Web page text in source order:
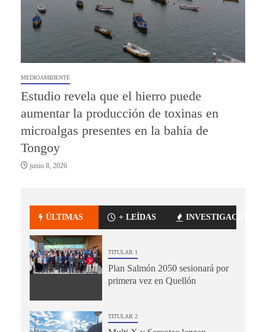
MEDIOAMBIENTE
Estudio revela que el hierro puede
aumentar la producción de toxinas en
microalgas presentes en la bahía de
Tongoy
junio 8, 2026
ÚLTIMAS + LEÍDAS INVESTIGACIÓN
TITULAR 1
Plan Salmón 2050 sesionará por
primera vez en Quellón
TITULAR 2